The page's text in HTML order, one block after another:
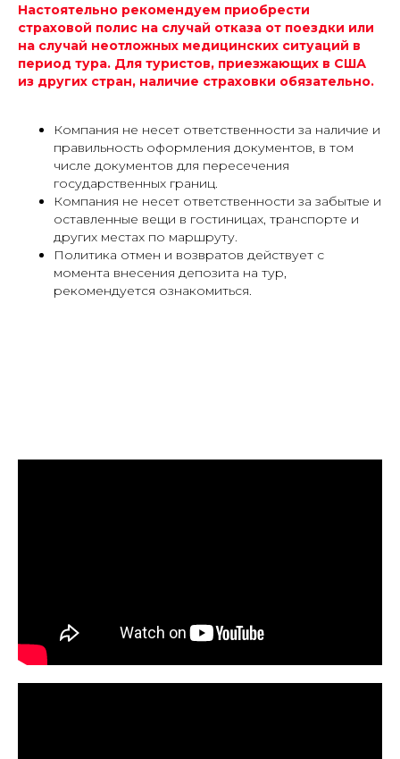
Настоятельно рекомендуем приобрести
страховой полис на случай отказа от поездки или
на случай неотложных медицинских ситуаций в
период тура. Для туристов, приезжающих в США
из других стран, наличие страховки обязательно.
Компания не несет ответственности за наличие и
правильность оформления документов, в том
числе документов для пересечения
государственных границ.
Компания не несет ответственности за забытые и
оставленные вещи в гостиницах, транспорте и
других местах по маршруту.
Политика отмен и возвратов действует с
момента внесения депозита на тур,
рекомендуется ознакомиться.